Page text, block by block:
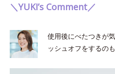
＼YUKI’s Comment／
使用後にべたつきが
ッシュオフをするの